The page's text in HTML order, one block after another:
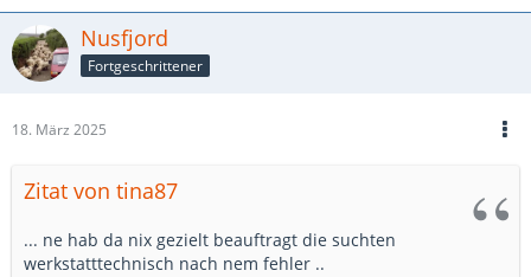
Nusfjord
Fortgeschrittener
18. März 2025
Zitat von tina87
... ne hab da nix gezielt beauftragt die suchten
werkstatttechnisch nach nem fehler ..